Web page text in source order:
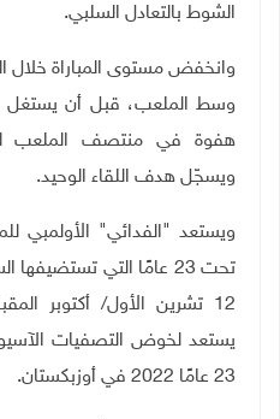
الشوط بالتعادل السلبي.
وانخفض مستوى المباراة خلال
وسط الملعب، قبل أن يستغل
هفوة في منتصف الملعب
ويسجّل هدف اللقاء الوحيد.
ويستعد "الفدائي" الأولمبي
يستعد لخوض التصفيات
23 عامًا 2022 في أوزبكستان
.